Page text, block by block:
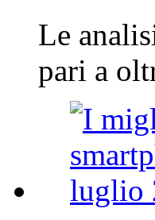
Le
pari a